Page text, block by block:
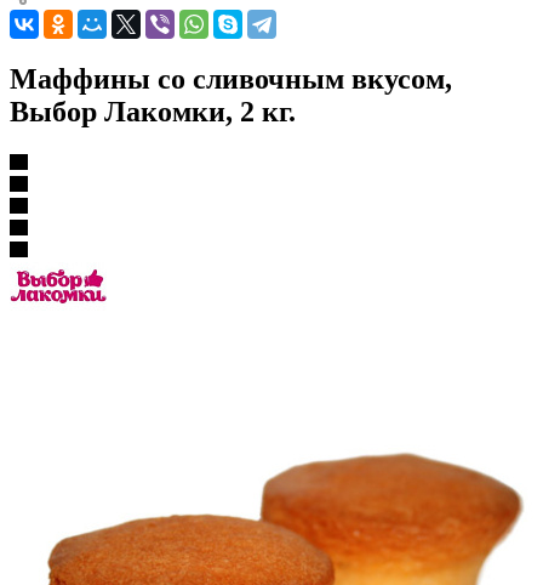
Маффины со сливочным вкусом,
Выбор Лакомки, 2 кг.